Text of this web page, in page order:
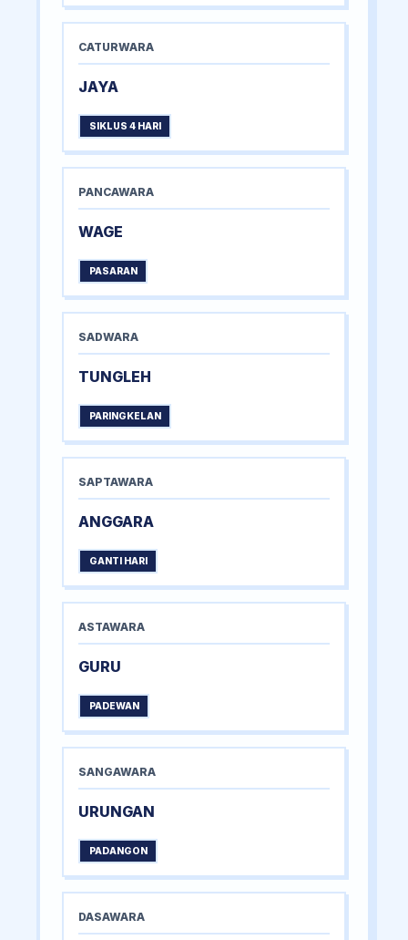
CATURWARA
JAYA
SIKLUS 4 HARI
PANCAWARA
WAGE
PASARAN
SADWARA
TUNGLEH
PARINGKELAN
SAPTAWARA
ANGGARA
GANTI HARI
ASTAWARA
GURU
PADEWAN
SANGAWARA
URUNGAN
PADANGON
DASAWARA